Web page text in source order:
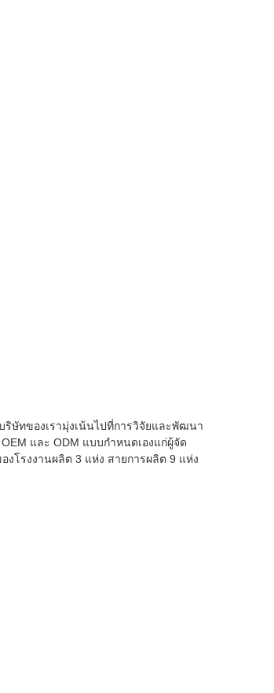
ริษัทของเรามุ่งเน้นไปที่การวิจัยและพัฒนา
และ ODM แบบกำหนดเองแก่ผู้จัด
โรงงานผลิต 3 แห่ง สายการผลิต 9 แห่ง